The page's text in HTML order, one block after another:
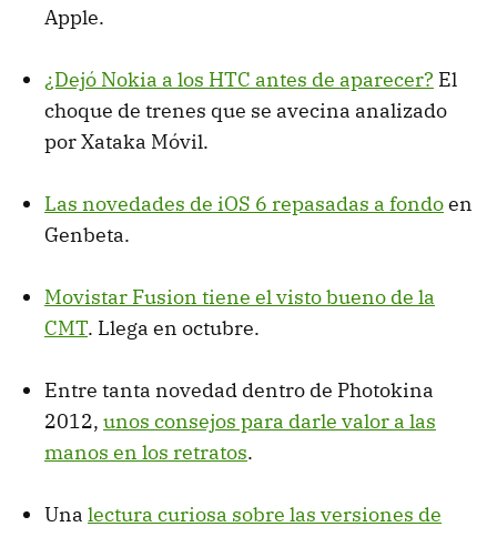
Apple.
¿Dejó Nokia a los HTC antes de aparecer? El
choque de trenes que se avecina analizado
por Xataka Móvil.
Las novedades de iOS 6 repasadas a fondoen
Genbeta.
Movistar Fusion tiene el visto bueno de la
CMT. Llega en octubre.
Entre tanta novedad dentro de Photokina
2012, unos consejos para darle valor a las
manos en los retratos.
Una lectura curiosa sobre las versiones de